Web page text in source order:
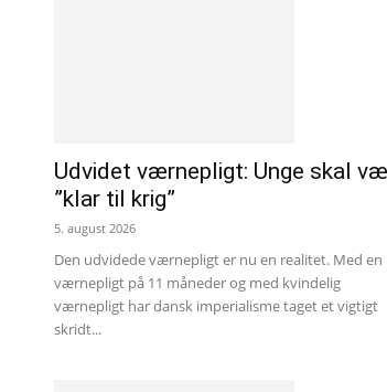
Udvidet værnepligt: Unge skal
”klar til krig”
5. august 2026
Den udvidede værnepligt er nu en realitet. Med en
værnepligt på 11 måneder og med kvindelig
værnepligt har dansk imperialisme taget et vigtigt
skridt...